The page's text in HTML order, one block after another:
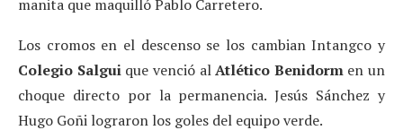
manita que maquilló Pablo Carretero.
Los cromos en el descenso se los cambian Intangco y
Colegio Salguique venció alAtlético Benidormen un
choque directo por la permanencia. Jesús Sánchez y
Hugo Goñi lograron los goles del equipo verde.